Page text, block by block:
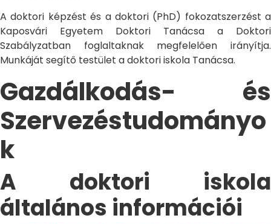
A doktori képzést és a doktori (PhD) fokozatszerzést a
Kaposvári Egyetem Doktori Tanácsa a Doktori
Szabályzatban foglaltaknak megfelelően irányítja.
Munkáját segítő testület a doktori iskola Tanácsa.
Gazdálkodás- és
Szervezéstudományo
k
A doktori iskola
általános információi